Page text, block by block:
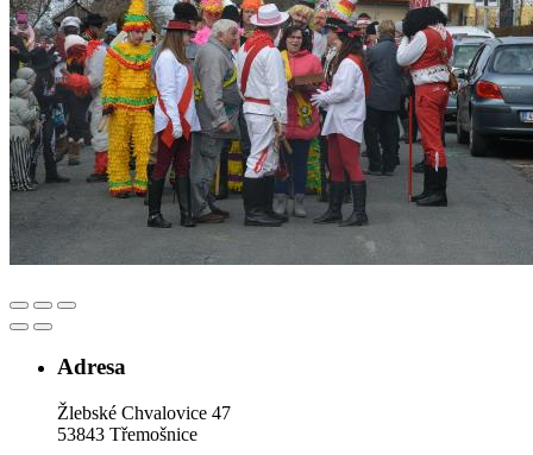
Adresa
Žlebské Chvalovice 47
53843 Třemošnice